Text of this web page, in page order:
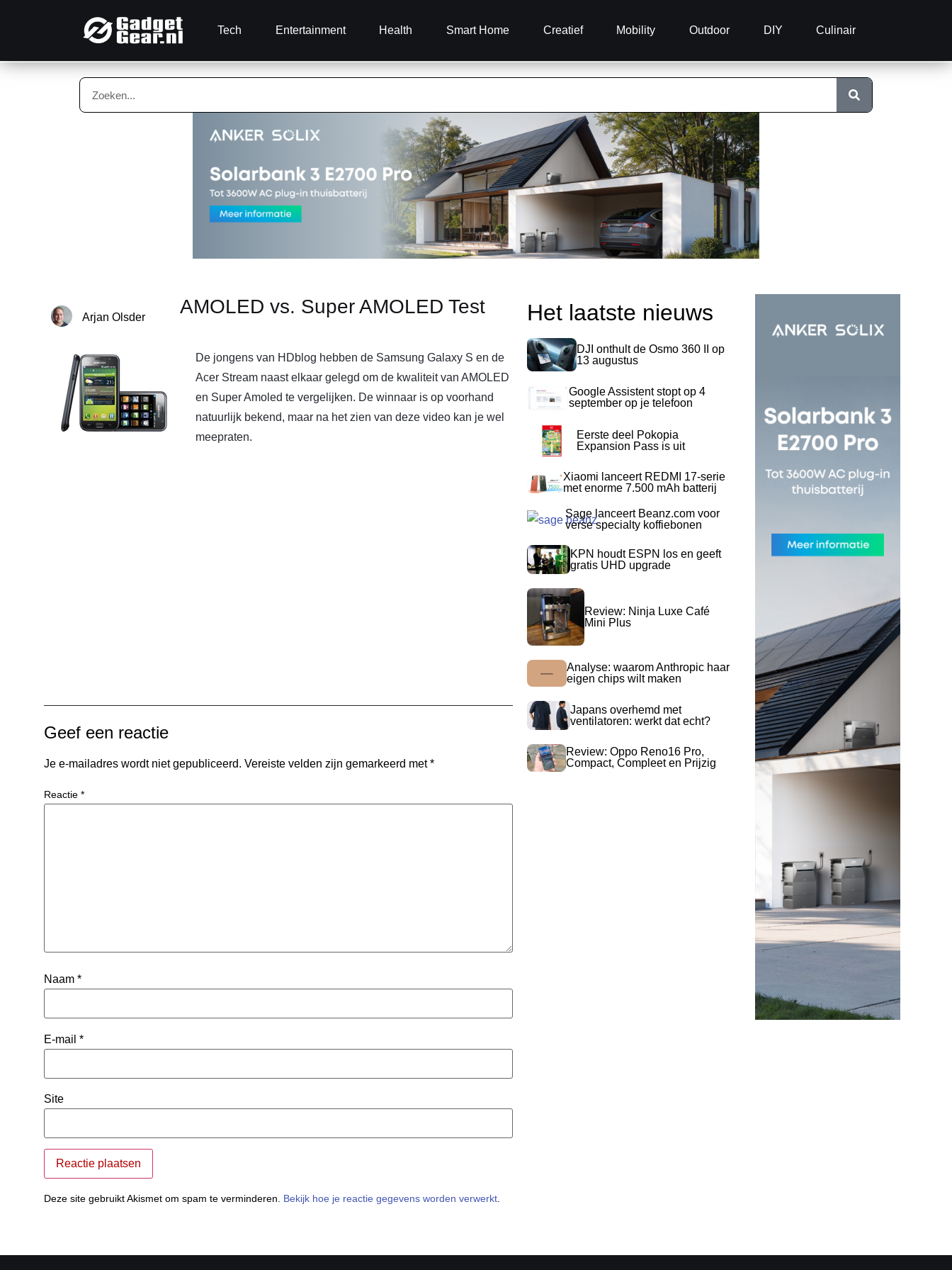
Tech Entertainment Health Smart Home Creatief Mobility Outdoor DIY Culinair
Arjan Olsder AMOLED vs. Super AMOLED Test
De jongens van HDblog hebben de Samsung Galaxy S en de
Acer Stream naast elkaar gelegd om de kwaliteit van AMOLED
en Super Amoled te vergelijken. De winnaar is op voorhand
natuurlijk bekend, maar na het zien van deze video kan je wel
meepraten.
Geef een reactie
Je e-mailadres wordt niet gepubliceerd. Vereiste velden zijn gemarkeerd met*
Reactie *
Naam *
E-mail *
Site
Deze site gebruikt Akismet om spam te verminderen. Bekijk hoe je reactie gegevens worden verwerkt
Het laatste nieuws
DJI onthult de Osmo 360 II op
13 augustus
Google Assistent stopt op 4
september op je telefoon
Eerste deel Pokopia
Expansion Pass is uit
Xiaomi lanceert REDMI 17-serie
met enorme 7.500 mAh batterij
Sage lanceert Beanz.com voor
verse specialty koffiebonen
KPN houdt ESPN los en geeft
gratis UHD upgrade
Review: Ninja Luxe Café
Mini Plus
Analyse: waarom Anthropic haar
eigen chips wilt maken
Japans overhemd met
ventilatoren: werkt dat echt?
Review: Oppo Reno16 Pro,
Compact, Compleet en Prijzig